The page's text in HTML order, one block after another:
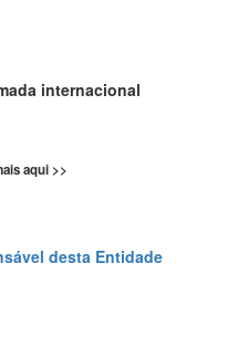
internacional
aqui >>
desta Entidade